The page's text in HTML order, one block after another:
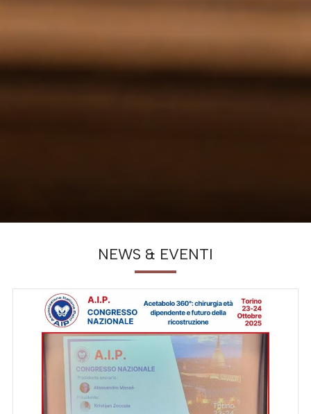
NEWS & EVENTI